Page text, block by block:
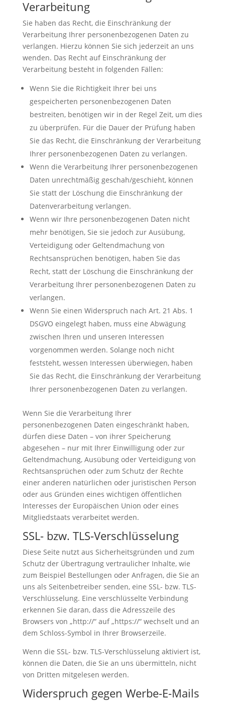
Verarbeitung
Sie haben das Recht, die Einschränkung der
Verarbeitung Ihrer personenbezogenen Daten zu
verlangen. Hierzu können Sie sich jederzeit an uns
wenden. Das Recht auf Einschränkung der
Verarbeitung besteht in folgenden Fällen:
Wenn Sie die Richtigkeit Ihrer bei uns
gespeicherten personenbezogenen Daten
bestreiten, benötigen wir in der Regel Zeit, um dies
zu überprüfen. Für die Dauer der Prüfung haben
Sie das Recht, die Einschränkung der Verarbeitung
Ihrer personenbezogenen Daten zu verlangen.
Wenn die Verarbeitung Ihrer personenbezogenen
Daten unrechtmäßig geschah/geschieht, können
Sie statt der Löschung die Einschränkung der
Datenverarbeitung verlangen.
Wenn wir Ihre personenbezogenen Daten nicht
mehr benötigen, Sie sie jedoch zur Ausübung,
Verteidigung oder Geltendmachung von
Rechtsansprüchen benötigen, haben Sie das
Recht, statt der Löschung die Einschränkung der
Verarbeitung Ihrer personenbezogenen Daten zu
verlangen.
Wenn Sie einen Widerspruch nach Art. 21 Abs. 1
DSGVO eingelegt haben, muss eine Abwägung
zwischen Ihren und unseren Interessen
vorgenommen werden. Solange noch nicht
feststeht, wessen Interessen überwiegen, haben
Sie das Recht, die Einschränkung der Verarbeitung
Ihrer personenbezogenen Daten zu verlangen.
Wenn Sie die Verarbeitung Ihrer
personenbezogenen Daten eingeschränkt haben,
dürfen diese Daten – von ihrer Speicherung
abgesehen – nur mit Ihrer Einwilligung oder zur
Geltendmachung, Ausübung oder Verteidigung von
Rechtsansprüchen oder zum Schutz der Rechte
einer anderen natürlichen oder juristischen Person
oder aus Gründen eines wichtigen öffentlichen
Interesses der Europäischen Union oder eines
Mitgliedstaats verarbeitet werden.
SSL- bzw. TLS-Verschlüsselung
Diese Seite nutzt aus Sicherheitsgründen und zum
Schutz der Übertragung vertraulicher Inhalte, wie
zum Beispiel Bestellungen oder Anfragen, die Sie an
uns als Seitenbetreiber senden, eine SSL- bzw. TLS-
Verschlüsselung. Eine verschlüsselte Verbindung
erkennen Sie daran, dass die Adresszeile des
Browsers von „http://“ auf „https://“ wechselt und an
dem Schloss-Symbol in Ihrer Browserzeile.
Wenn die SSL- bzw. TLS-Verschlüsselung aktiviert ist,
können die Daten, die Sie an uns übermitteln, nicht
von Dritten mitgelesen werden.
Widerspruch gegen Werbe-E-Mails